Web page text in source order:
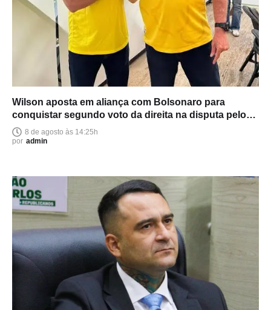
Wilson aposta em aliança com Bolsonaro para
conquistar segundo voto da direita na disputa pelo
Senado
8 de agosto às 14:25h
por admin